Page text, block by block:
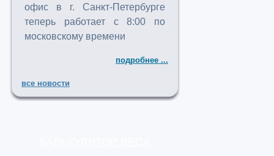
офис в г. Санкт-Петербурге
теперь работает с 8:00 по
московскому времени
подробнее ...
все новости